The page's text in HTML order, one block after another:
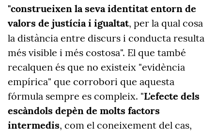
"construeixen la seva identitat entorn de
valors de justícia i igualtat, per la qual cosa
la distància entre discurs i conducta resulta
més visible i més costosa". El que també
recalquen és que no existeix "evidència
empírica" que corrobori que aquesta
fórmula sempre es compleix. "L'efecte dels
escàndols depèn de molts factors
intermedis, com el coneixement del cas,